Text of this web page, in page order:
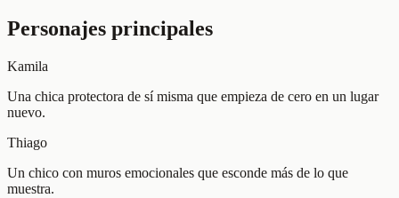
Personajes principales
Kamila
Una chica protectora de sí misma que empieza de cero en un lugar
nuevo.
Thiago
Un chico con muros emocionales que esconde más de lo que
muestra.